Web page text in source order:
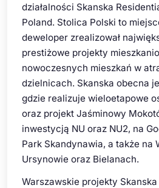
działalności Skanska
Poland. Stolica Polski to
deweloper zrealizował
prestiżowe projekty
nowoczesnych mieszkań w
dzielnicach. Skanska obecna
gdzie realizuje wieloetapowe
oraz projekt Jaśminowy
inwestycją NU oraz NU2, na
Park Skandynawia, a także na
Ursynowie oraz Bielanach.
Warszawskie projekty